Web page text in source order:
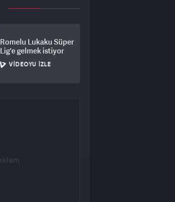
Romelu Lukaku Süper
Lig'e gelmek istiyor
VIDEOYU İZLE